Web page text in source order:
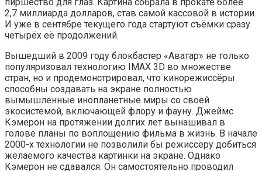
2,7 миллиарда долларов, став самой кассовой в истории.
И уже в сентябре текущего года стартуют съёмки сразу
четырёх её продолжений.
Вышедший в 2009 году блокбастер «Аватар» не только
популяризовал технологию IMAX 3D во множестве
стран, но и продемонстрировал, что кинорежиссёры
способны создавать на экране полностью
вымышленные инопланетные миры со своей
экосистемой, включающей флору и фауну. Джеймс
Кэмерон на протяжении долгих лет вынашивал в
голове планы по воплощению фильма в жизнь. В начале
2000-х технологии не позволили бы режиссёру добиться
желаемого качества картинки на экране. Однако
Кэмерон не сдавался. Он самостоятельно проводил